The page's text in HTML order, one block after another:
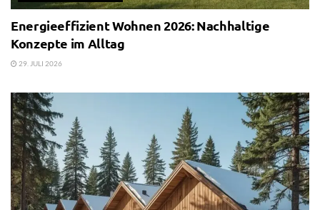
Energieeffizient Wohnen 2026: Nachhaltige
Konzepte im Alltag
29. JULI 2026